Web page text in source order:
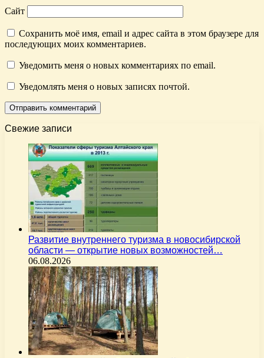
Сайт
Сохранить моё имя, email и адрес сайта в этом браузере для
последующих моих комментариев.
Уведомить меня о новых комментариях по email.
Уведомлять меня о новых записях почтой.
Свежие записи
Развитие внутреннего туризма в новосибирской
области — открытие новых возможностей…
06.08.2026